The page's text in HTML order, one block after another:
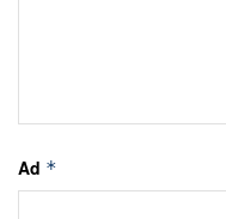
Ad *